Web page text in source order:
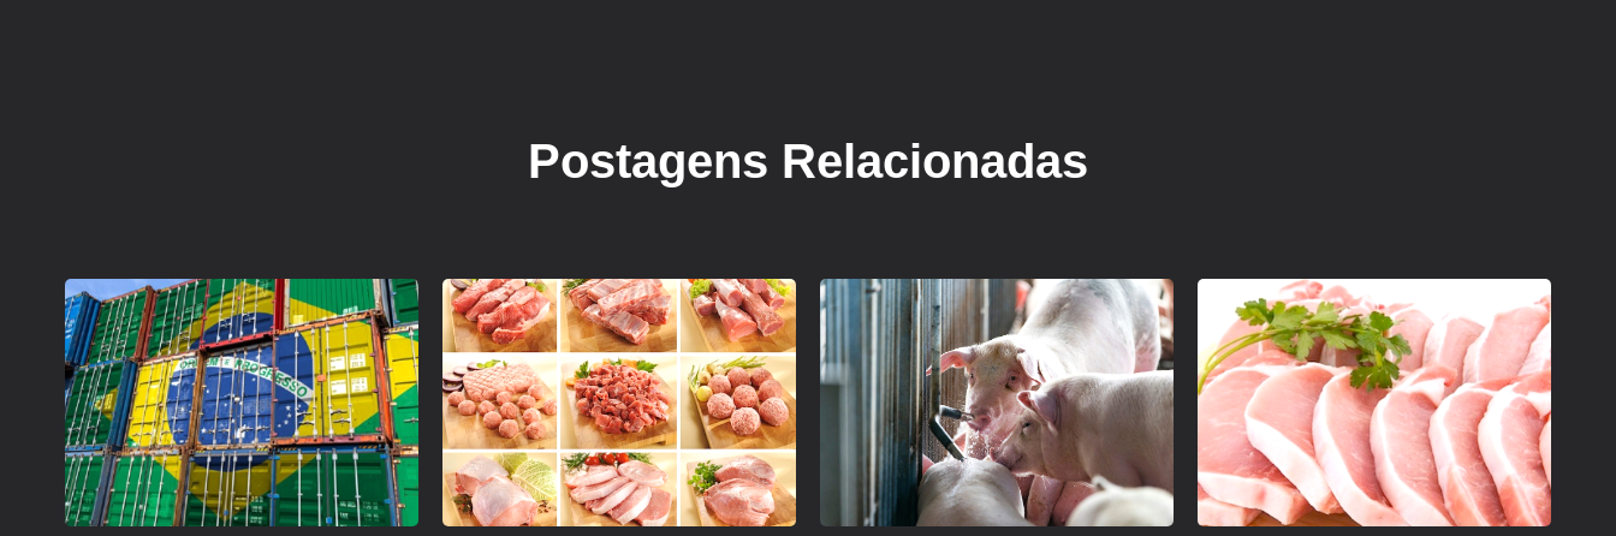
Postagens Relacionadas